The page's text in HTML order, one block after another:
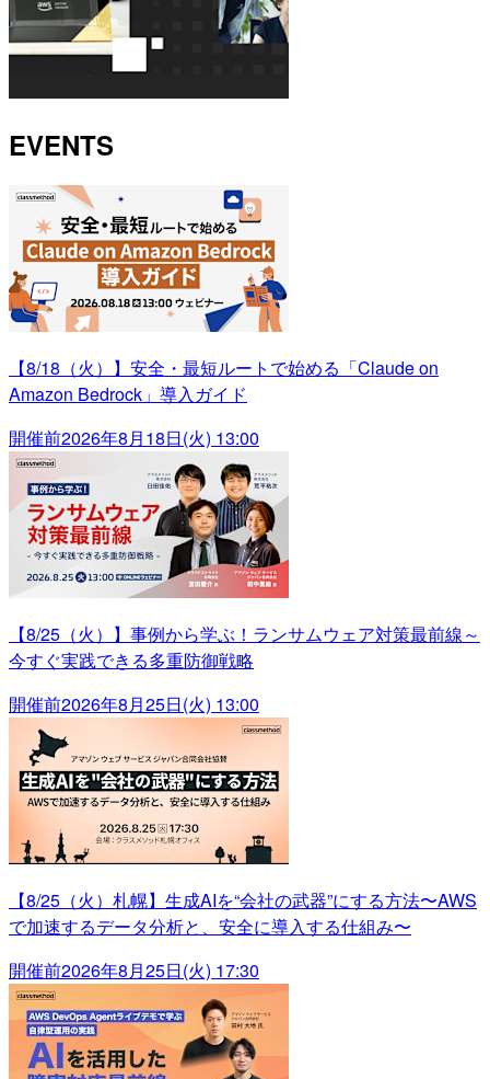
EVENTS
【8/18（火）】安全・最短ルートで始める「Claude on
Amazon Bedrock」導入ガイド
開催前2026年8月18日(火) 13:00
【8/25（火）】事例から学ぶ！ランサムウェア対策最前線～
今すぐ実践できる多重防御戦略
開催前2026年8月25日(火) 13:00
【8/25（火）札幌】生成AIを“会社の武器”にする方法〜AWS
で加速するデータ分析と、安全に導入する仕組み〜
開催前2026年8月25日(火) 17:30